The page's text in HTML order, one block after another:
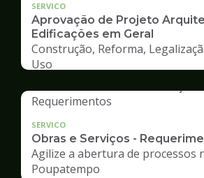
SERVICO
Aprovação de Projeto
Edificações em Geral
Construção, Reforma,
Uso
SERVICO
Obras e Serviços -
Agilize a abertura de processos
Poupatempo